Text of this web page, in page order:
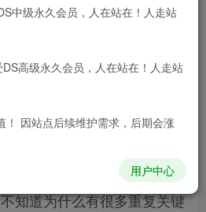
网站的朋友面临过或正在面
是其他？ 网站优化过程
，不知道下一步该怎么办？网
知道为什么有很多重复关键
中级永久会员，人在站在！人走站
高级永久会员，人在站在！人走站
！ 因站点后续维护需求，后期会涨
用户中心